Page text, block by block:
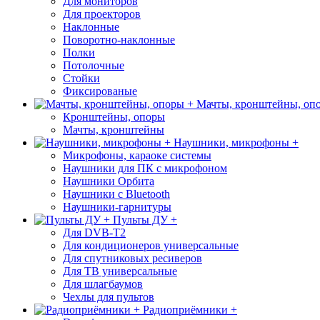
Для проекторов
Наклонные
Поворотно-наклонные
Полки
Потолочные
Стойки
Фиксированые
Мачты, кронштейны,
Кронштейны, опоры
Мачты, кронштейны
Наушники, микрофоны +
Микрофоны, караоке системы
Наушники для ПК с микрофоном
Наушники Орбита
Наушники с Bluetooth
Наушники-гарнитуры
Пульты ДУ +
Для DVB-T2
Для кондиционеров универсальные
Для спутниковых ресиверов
Для ТВ универсальные
Для шлагбаумов
Чехлы для пультов
Радиоприёмники +